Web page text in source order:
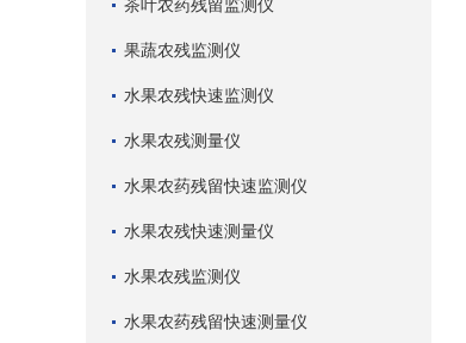
茶叶农药残留监测仪
果蔬农残监测仪
水果农残快速监测仪
水果农残测量仪
水果农药残留快速监测仪
水果农残快速测量仪
水果农残监测仪
水果农药残留快速测量仪